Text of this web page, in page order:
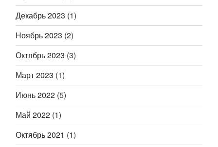
Декабрь 2023 (1)
Ноябрь 2023 (2)
Октябрь 2023 (3)
Март 2023 (1)
Июнь 2022 (5)
Май 2022 (1)
Октябрь 2021 (1)